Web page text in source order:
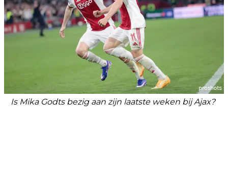
Is Mika Godts bezig aan zijn laatste weken bij Ajax?